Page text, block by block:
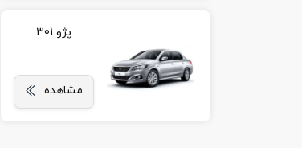
پژو 301
مشاهده